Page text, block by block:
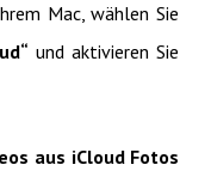
Mac, wählen Sie
und aktivieren Sie
aus iCloud Fotos